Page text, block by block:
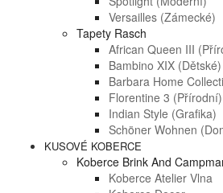
Versailles (zámecké)
Tapety Rasch
African Queen III
Bambino XIX (dětské)
Barbara Home
Florentine 3 (přírodní)
Indian Style (grafika)
Schöner Wohnen
KUSOVÉ KOBERCE
Koberce Brink And
Koberce Atelier Vlna